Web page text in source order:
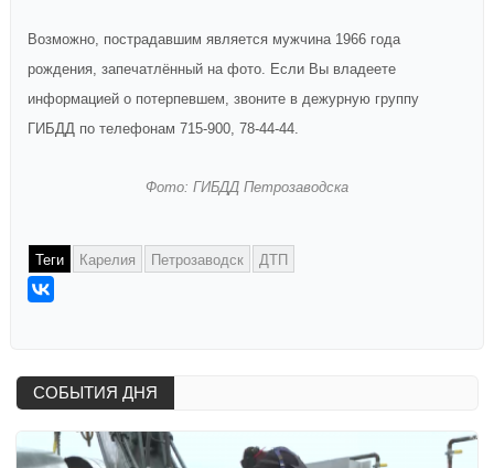
Возможно, пострадавшим является мужчина 1966 года
рождения, запечатлённый на фото. Если Вы владеете
информацией о потерпевшем, звоните в дежурную группу
ГИБДД по телефонам 715-900, 78-44-44.
Фото: ГИБДД Петрозаводска
Теги Карелия Петрозаводск ДТП
СОБЫТИЯ ДНЯ